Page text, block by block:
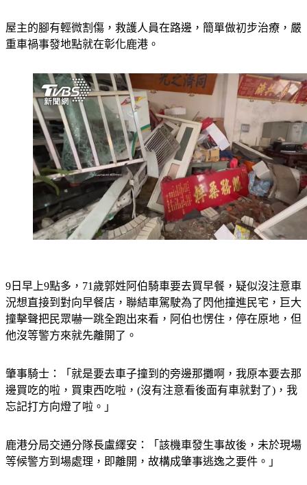
屋主的腳有輕微割傷，救護人員在路邊，簡單做初步治療，嚴
重車禍事發地點就在彰化鹿港。
9日早上9點多，71歲郭姓阿伯騎車要去買早餐，疑似沒注意車
況想直接到對向早餐店，聯結車駕駛為了閃他撞進民宅，巨大
撞擊聲把民眾嚇一跳全跑出來看，阿伯也愣住，停在原地，但
他沒等警方來就先離開了。
肇事騎士：「就是要去車子撞到的旁邊那攤啊，我原本要去那
邊買吃的啦，買東西吃啦，(沒有注意看後面有車就對了)，我
忘記打方向燈了啦。」
鹿港分局交通分隊長盧繹安：「該機車發生事故後，未於現場
等候警方到場處理，即離開，故構成肇事逃逸之要件。」